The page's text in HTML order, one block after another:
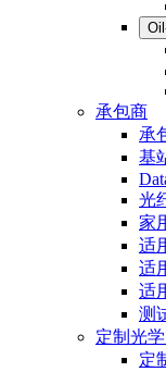
承包商
承
基
光
家
适
适
适
测
定制光
定